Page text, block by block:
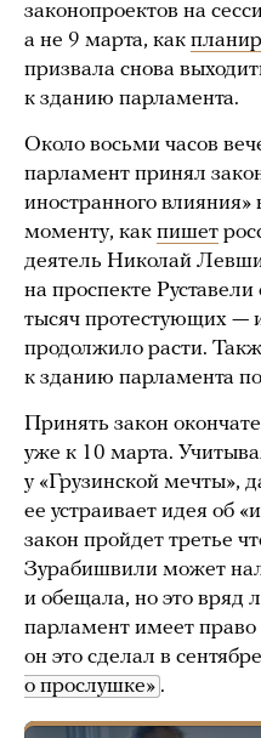
законопроектов на
а не 9 марта, как
призвала снова
к зданию парламента.
Около восьми часов
парламент принял
иностранного
моменту, как пишет
деятель Николай
на проспекте
тысяч протестующих —
продолжило расти.
к зданию парламента
Принять закон
уже к 10 марта.
у «Грузинской мечты»,
ее устраивает идея об
закон пройдет третье
Зурабишвили может
и обещала, но это вряд
парламент имеет право
он это сделал в
о прослушке» .